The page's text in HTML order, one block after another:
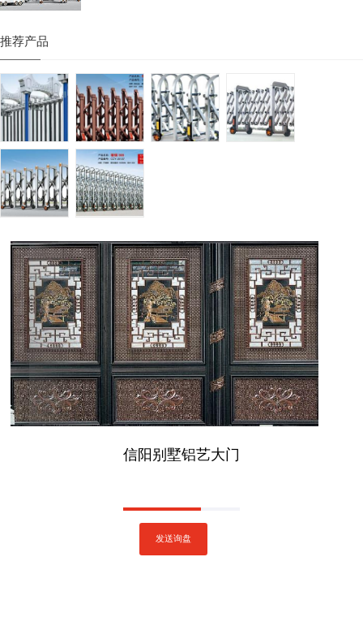
信阳别墅铝艺大门
发送询盘
推荐产品